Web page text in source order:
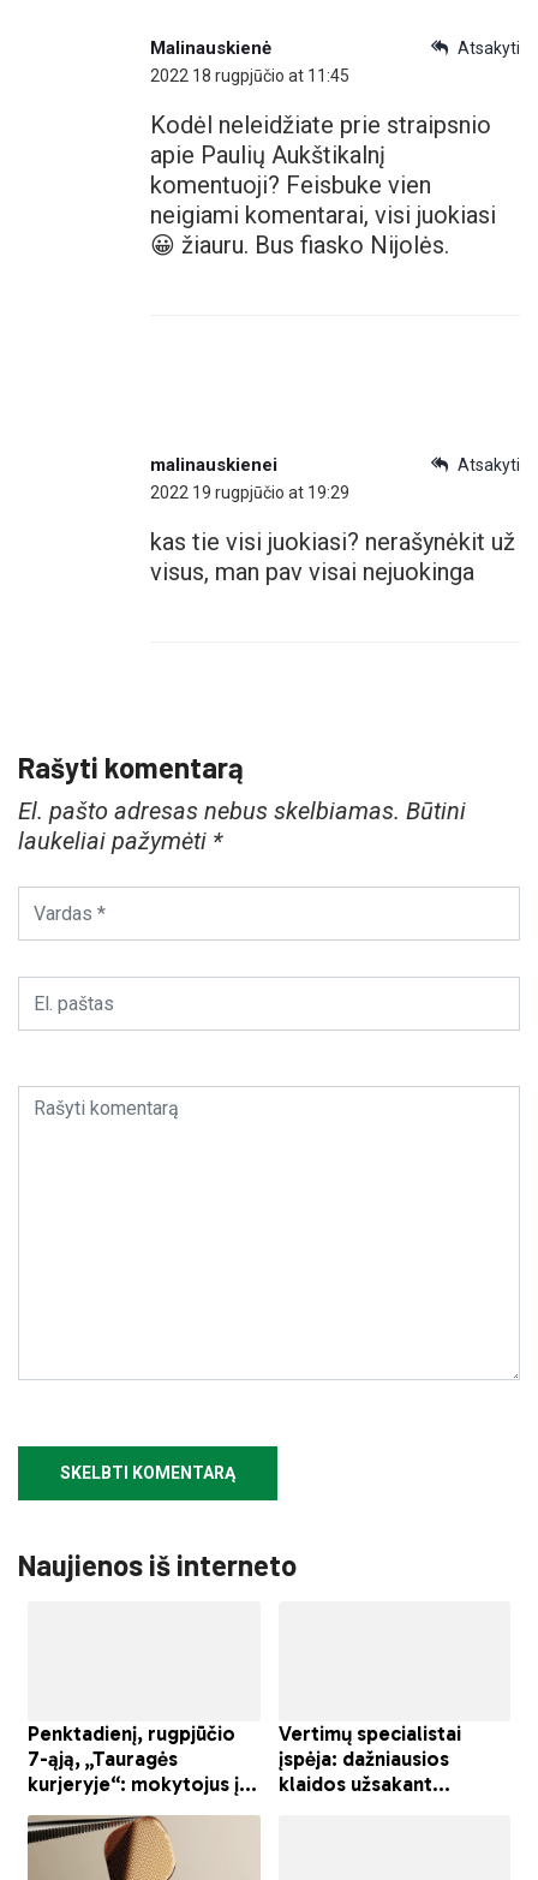
Atsakyti
Malinauskienė
2022 18 rugpjūčio at 11:45
Kodėl neleidžiate prie straipsnio
apie Paulių Aukštikalnį
komentuoji? Feisbuke vien
neigiami komentarai, visi juokiasi
😀 žiauru. Bus fiasko Nijolės.
Atsakyti
malinauskienei
2022 19 rugpjūčio at 19:29
kas tie visi juokiasi? nerašynėkit už
visus, man pav visai nejuokinga
Rašyti komentarą
El. pašto adresas nebus skelbiamas. Būtini
laukeliai pažymėti *
Naujienos iš interneto